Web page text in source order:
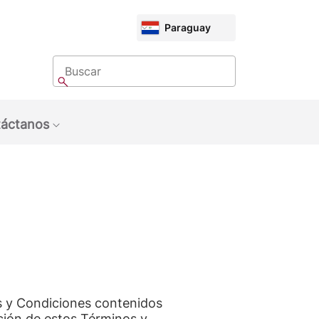
CHOOSE
MARKET
Paraguay
Buscar
Buscar
y Condiciones contenidos